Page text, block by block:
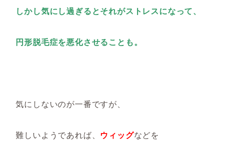
しかし気にし過ぎるとそれがストレスになって、
円形脱毛症を悪化させることも。
気にしないのが一番ですが、
難しいようであれば、 ウィッグなどを